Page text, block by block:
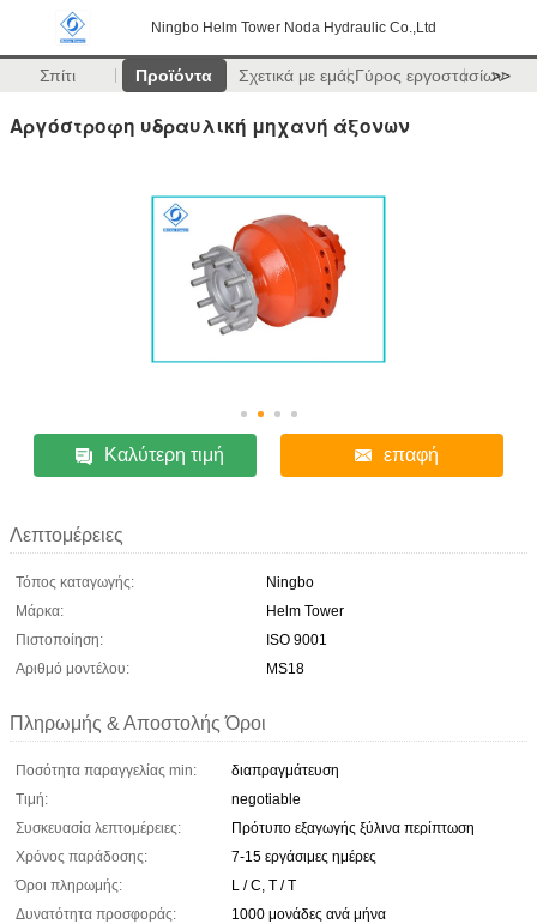
Ningbo Helm Tower Noda Hydraulic Co.,Ltd
Σπίτι Προϊόντα Σχετικά με εμάςΓύρος εργοστασίων
>>
Αργόστροφη υδραυλική μηχανή άξονων
Καλύτερη τιμή επαφή
Λεπτομέρειες
Τόπος καταγωγής:
Ningbo
Μάρκα:
Helm Tower
Πιστοποίηση:
ISO 9001
Αριθμό μοντέλου:
MS18
Πληρωμής & Αποστολής Όροι
Ποσότητα παραγγελίας min:
διαπραγμάτευση
Τιμή:
negotiable
Συσκευασία λεπτομέρειες:
Πρότυπο εξαγωγής ξύλινα περίπτωση
Χρόνος παράδοσης:
7-15 εργάσιμες ημέρες
Όροι πληρωμής:
L / C, T / T
Δυνατότητα προσφοράς:
1000 μονάδες ανά μήνα